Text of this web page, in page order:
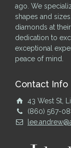
ago. We
shapes and
diamonds at
dedication to
exceptional
peace of mind.
Contact Info
43 West St,
(860) 567-